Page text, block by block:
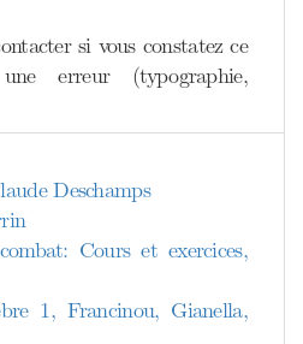
si vous constatez ce
erreur (typographie,
Deschamps
Cours et exercices,
1, Francinou, Gianella,